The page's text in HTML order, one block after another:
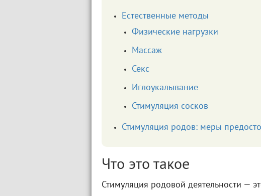
Естественные методы
Физические нагрузки
Массаж
Секс
Иглоукалывание
Стимуляция сосков
Стимуляция родов: меры
Что это такое
Стимуляция родовой деятельности —